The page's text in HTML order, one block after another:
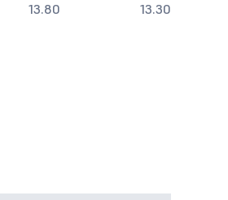
13.80
13.30